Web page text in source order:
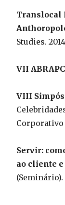
Translocal
Studies.
VII
VIII
Corporativo
Servir:
ao cliente
(Seminário).